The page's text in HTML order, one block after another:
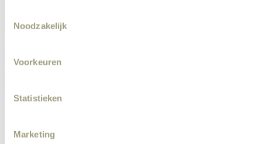
Selection
Noodzakelijk
Voorkeuren
Statistieken
Marketing
Werken bij